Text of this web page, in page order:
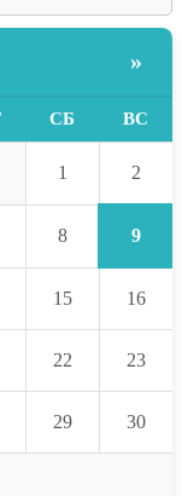
»
СБ ВС
1 2
8 9
15 16
22 23
29 30